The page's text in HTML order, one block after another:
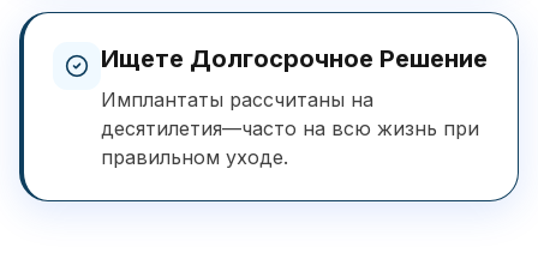
Ищете Долгосрочное Решение
Имплантаты рассчитаны на
десятилетия—часто на всю жизнь при
правильном уходе.